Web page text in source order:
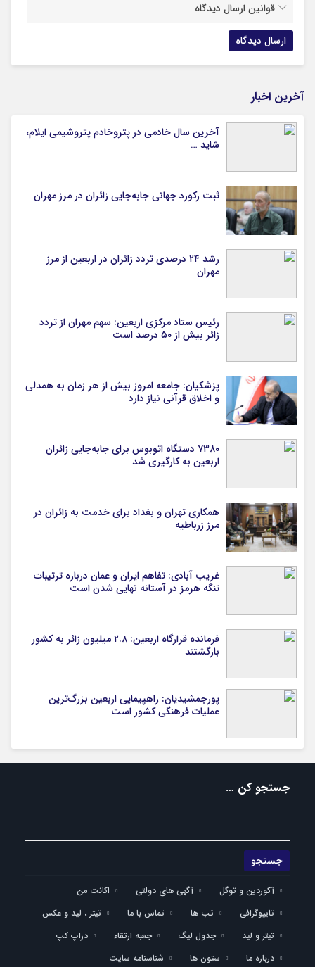
قوانین ارسال دیدگاه
آخرین اخبار
آخرین سال خادمی در پتروخادم پتروشیمی ایلام،
شاید …
ثبت رکورد جهانی جابه‌جایی زائران در مرز مهران
رشد ۲۴ درصدی تردد زائران در اربعین از مرز
مهران
رئیس ستاد مرکزی اربعین: سهم مهران از تردد
زائر بیش از ۵۰ درصد است
پزشکیان: جامعه امروز بیش از هر زمان به همدلی
و اخلاق قرآنی نیاز دارد
۷۳۸۰ دستگاه اتوبوس برای جابه‌جایی زائران
اربعین به‌ کارگیری شد
همکاری تهران و بغداد برای خدمت به زائران در
مرز زرباطیه
غریب آبادی: تفاهم ایران و عمان درباره ترتیبات
تنگه هرمز در آستانه نهایی شدن است
فرمانده قرارگاه اربعین: ۲.۸ میلیون زائر به کشور
بازگشتند
پورجمشیدیان: راهپیمایی اربعین بزرگ‌ترین
عملیات فرهنگی کشور است
جستجو کن …
آکوردین و توگل آگهی های دولتی
اکانت من
تایپوگرافی
تب ها تماس با ما
تیتر ، لید و عکس
تیتر و لید
جدول لیگ جعبه ارتقاء
دراپ کپ
درباره ما
ستون ها شناسنامه سایت